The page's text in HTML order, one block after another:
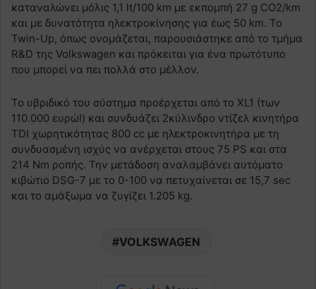
καταναλώνει μόλις 1,1 lt/100 km με εκπομπή 27 g CO2/km
και με δυνατότητα ηλεκτροκίνησης για έως 50 km. Το
Twin-Up, όπως ονομάζεται, παρουσιάστηκε από το τμήμα
R&D της Volkswagen και πρόκειται για ένα πρωτότυπο
που μπορεί να πει πολλά στο μέλλον.
Το υβριδικό του σύστημα προέρχεται από το XL1 (των
110.000 ευρώ!) και συνδυάζει 2κύλινδρο ντίζελ κινητήρα
TDI χωρητικότητας 800 cc με ηλεκτροκινητήρα με τη
συνδυασμένη ισχύς να ανέρχεται στους 75 PS και στα
214 Nm ροπής. Την μετάδοση αναλαμβάνει αυτόματο
κιβώτιο DSG-7 με το 0-100 να πετυχαίνεται σε 15,7 sec
και το αμάξωμα να ζυγίζει 1.205 kg.
VOLKSWAGEN